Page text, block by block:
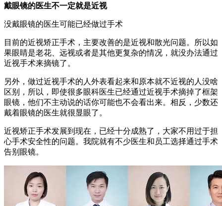
戴眼镜的医生不一定就是近视
没戴眼镜的医生可能已经做过手术
目前的近视矫正手术，主要改善的是近视和散光问题。所以如
果眼睛是老花、远视或者是其他更复杂的情况，就没办法通过
近视手术来摘镜了。
另外，做过近视手术的人外表看起来和原本就不近视的人没啥
区别，所以，即使很多眼科医生已经通过近视手术摘掉了框架
眼镜，他们不主动说的话你可能也不会看出来。相反，少数还
戴着眼镜的医生就很显眼了。
近视矫正手术发展到现在，已经十分成熟了，大家不用过于担
心手术安全性的问题。我院就有不少医生和员工选择通过手术
告别眼镜。